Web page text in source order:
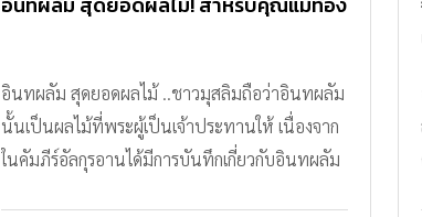
อินทผลัม สุดยอดผลไม้ ..ชาวมุสลิมถือว่าอินทผลัม
นั้นเป็นผลไม้ที่พระผู้เป็นเจ้าประทานให้ เนื่องจาก
ในคัมภีร์อัลกุรอานได้มีการบันทึกเกี่ยวกับอินทผลัม